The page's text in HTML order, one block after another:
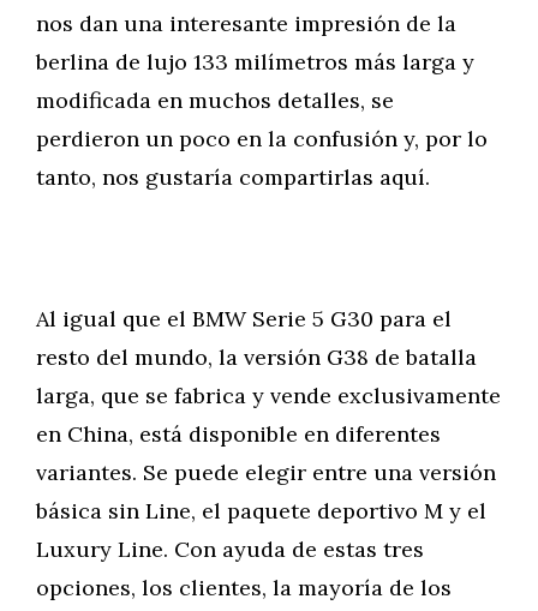
nos dan una interesante impresión de la
berlina de lujo 133 milímetros más larga y
modificada en muchos detalles, se
perdieron un poco en la confusión y, por lo
tanto, nos gustaría compartirlas aquí.
Al igual que el BMW Serie 5 G30 para el
resto del mundo, la versión G38 de batalla
larga, que se fabrica y vende exclusivamente
en China, está disponible en diferentes
variantes. Se puede elegir entre una versión
básica sin Line, el paquete deportivo M y el
Luxury Line. Con ayuda de estas tres
opciones, los clientes, la mayoría de los